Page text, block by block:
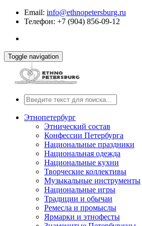
Email: info@ethnopetersburg.ru
Телефон: +7 (904) 856-09-12
Toggle navigation
Этнопетербург
Этнический состав
Конфессии Петербурга
Национальные праздники
Национальная одежда
Национальные кухни
Творческие коллективы
Музыкальные инструменты
Национальные игры
Традиции и обычаи
Ремесла и промыслы
Ярмарки и этнофесты